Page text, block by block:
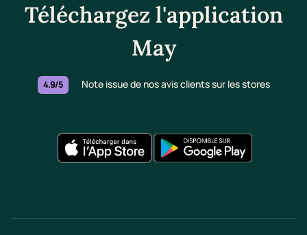
Téléchargez l'application
May
4.9/5 Note issue de nos avis clients sur les stores